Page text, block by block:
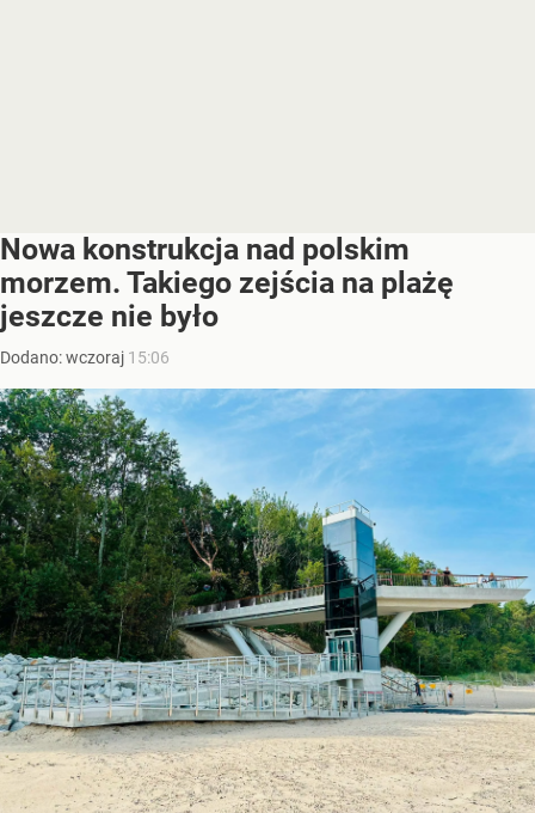
Nowa konstrukcja nad polskim
morzem. Takiego zejścia na plażę
jeszcze nie było
Dodano:wczoraj 15:06